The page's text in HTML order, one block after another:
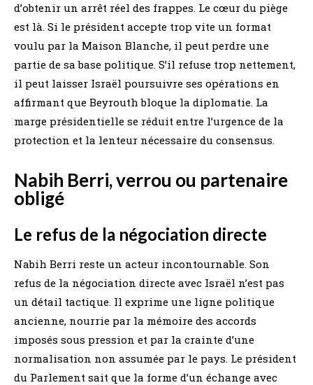
d’obtenir un arrêt réel des frappes. Le cœur du piège
est là. Si le président accepte trop vite un format
voulu par la Maison Blanche, il peut perdre une
partie de sa base politique. S’il refuse trop nettement,
il peut laisser Israël poursuivre ses opérations en
affirmant que Beyrouth bloque la diplomatie. La
marge présidentielle se réduit entre l’urgence de la
protection et la lenteur nécessaire du consensus.
Nabih Berri, verrou ou partenaire
obligé
Le refus de la négociation directe
Nabih Berri reste un acteur incontournable. Son
refus de la négociation directe avec Israël n’est pas
un détail tactique. Il exprime une ligne politique
ancienne, nourrie par la mémoire des accords
imposés sous pression et par la crainte d’une
normalisation non assumée par le pays. Le président
du Parlement sait que la forme d’un échange avec